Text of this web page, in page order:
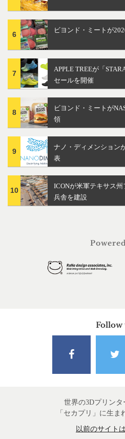
6
ビヨンド・ミートが
7
APPLE TREEが「
セールを開催
8
ビヨンド・ミートが
領
9
ナノ・ディメンション
表
10
ICONが米軍テキサス
兵舎を建設
Follow
世界の3Dプリンタ
「セカプリ」に生ま
以前のサイト